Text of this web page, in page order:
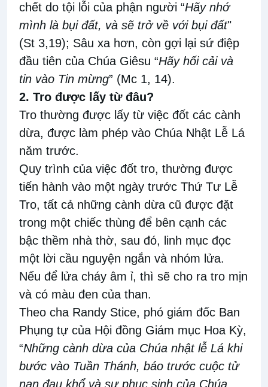
chết do tội lỗi của phận người “Hãy nhớ
mình là bụi đất, và sẽ trở về với bụi đất"
(St 3,19); Sâu xa hơn, còn gợi lại sứ điệp
đầu tiên của Chúa Giêsu “Hãy hối cải và
tin vào Tin mừng” (Mc 1, 14).
2. Tro được lấy từ đâu?
Tro thường được lấy từ việc đốt các cành
dừa, được làm phép vào Chúa Nhật Lễ Lá
năm trước.
Quy trình của việc đốt tro, thường được
tiến hành vào một ngày trước Thứ Tư Lễ
Tro, tất cả những cành dừa cũ được đặt
trong một chiếc thùng để bên cạnh các
bậc thềm nhà thờ, sau đó, linh mục đọc
một lời cầu nguyện ngắn và nhóm lửa.
Nếu để lửa cháy âm ỉ, thì sẽ cho ra tro mịn
và có màu đen của than.
Theo cha Randy Stice, phó giám đốc Ban
Phụng tự của Hội đồng Giám mục Hoa Kỳ,
“Những cành dừa của Chúa nhật lễ Lá khi
bước vào Tuần Thánh, báo trước cuộc tử
nạn đau khổ và sự phục sinh của Chúa